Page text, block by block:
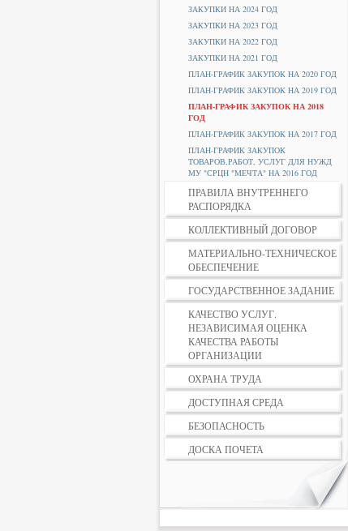
ЗАКУПКИ НА 2024 ГОД
ЗАКУПКИ НА 2023 ГОД
ЗАКУПКИ НА 2022 ГОД
ЗАКУПКИ НА 2021 ГОД
ПЛАН-ГРАФИК ЗАКУПОК НА 2020 ГОД
ПЛАН-ГРАФИК ЗАКУПОК НА 2019 ГОД
ПЛАН-ГРАФИК ЗАКУПОК НА 2018
ГОД
ПЛАН-ГРАФИК ЗАКУПОК НА 2017 ГОД
ПЛАН-ГРАФИК ЗАКУПОК
ТОВАРОВ,РАБОТ, УСЛУГ ДЛЯ НУЖД
МУ "СРЦН "МЕЧТА" НА 2016 ГОД
ПРАВИЛА ВНУТРЕННЕГО
РАСПОРЯДКА
КОЛЛЕКТИВНЫЙ ДОГОВОР
МАТЕРИАЛЬНО-ТЕХНИЧЕСКОЕ
ОБЕСПЕЧЕНИЕ
ГОСУДАРСТВЕННОЕ ЗАДАНИЕ
КАЧЕСТВО УСЛУГ.
НЕЗАВИСИМАЯ ОЦЕНКА
КАЧЕСТВА РАБОТЫ
ОРГАНИЗАЦИИ
ОХРАНА ТРУДА
ДОСТУПНАЯ СРЕДА
БЕЗОПАСНОСТЬ
ДОСКА ПОЧЕТА